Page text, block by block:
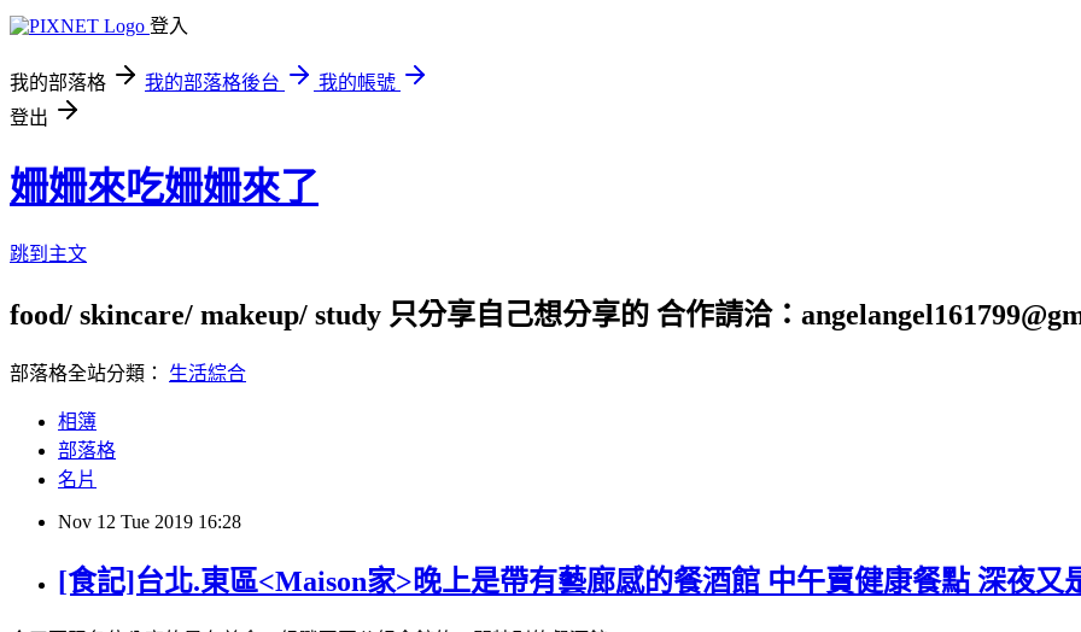
登入
我的部落格 我的部落格後台
我的帳號
登出
姍姍來吃姍姍來了
跳到主文
food/ skincare/ makeup/ study 只分享自己想分享的 合作請洽：
部落格全站分類： 生活綜合
相簿
部落格
名片
Nov 12 Tue 2019 16:28
[食記]台北.東區<Maison家>晚上是帶有藝廊感的餐酒館 中午賣健康餐點 深夜又